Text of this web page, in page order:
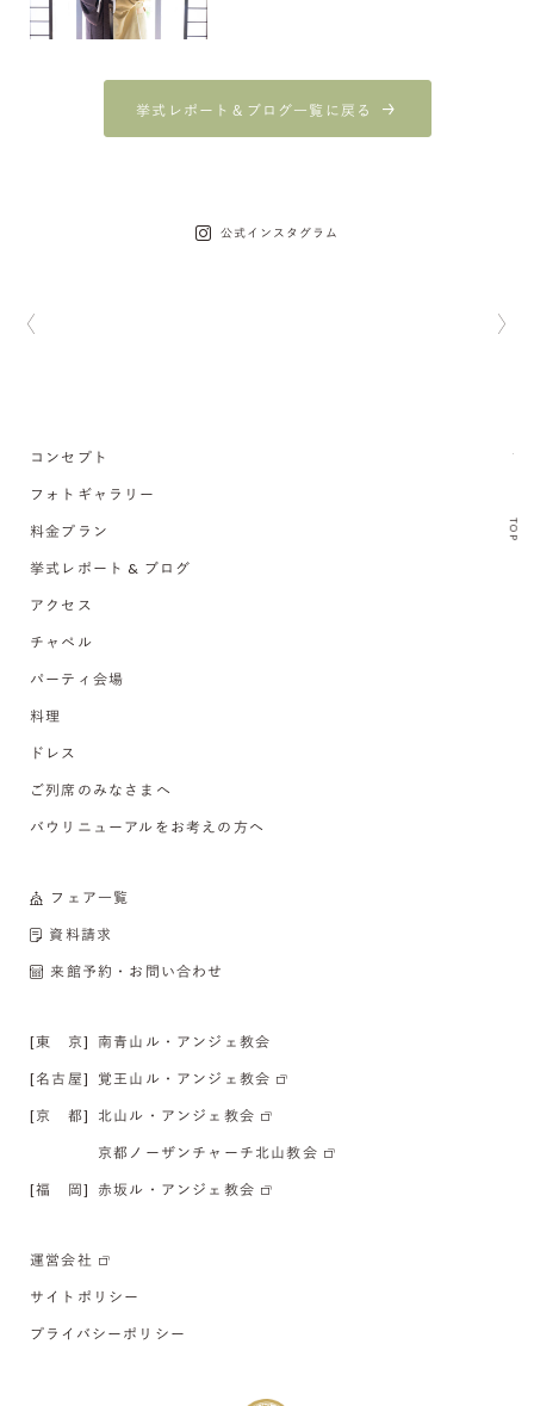
挙式レポート＆ブログ一覧に戻る
公式インスタグラム
TOP
コンセプト
フォトギャラリー
料金プラン
挙式レポート & ブログ
アクセス
チャペル
パーティ会場
料理
ドレス
ご列席のみなさまへ
バウリニューアルをお考えの方へ
フェア一覧
資料請求
来館予約・お問い合わせ
[東 京] 南青山ル・アンジェ教会
[名古屋] 覚王山ル・アンジェ教会
[京 都] 北山ル・アンジェ教会
京都ノーザンチャーチ北山教会
[福 岡] 赤坂ル・アンジェ教会
運営会社
サイトポリシー
プライバシーポリシー